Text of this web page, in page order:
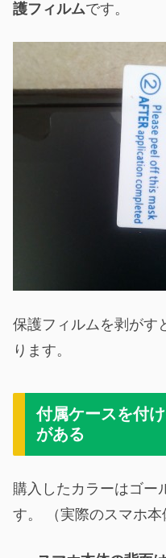
護フィルムです。
保護フィルムを剥がす
ります。
付属ケースを付
がある
購入したカラーはゴー
す。 （実際のスマホ本